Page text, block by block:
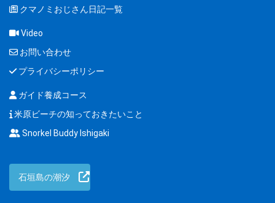
クマノミおじさん日記一覧
Video
お問い合わせ
プライバシーポリシー
ガイド養成コース
米原ビーチの知っておきたいこと
Snorkel Buddy Ishigaki
石垣島の潮汐